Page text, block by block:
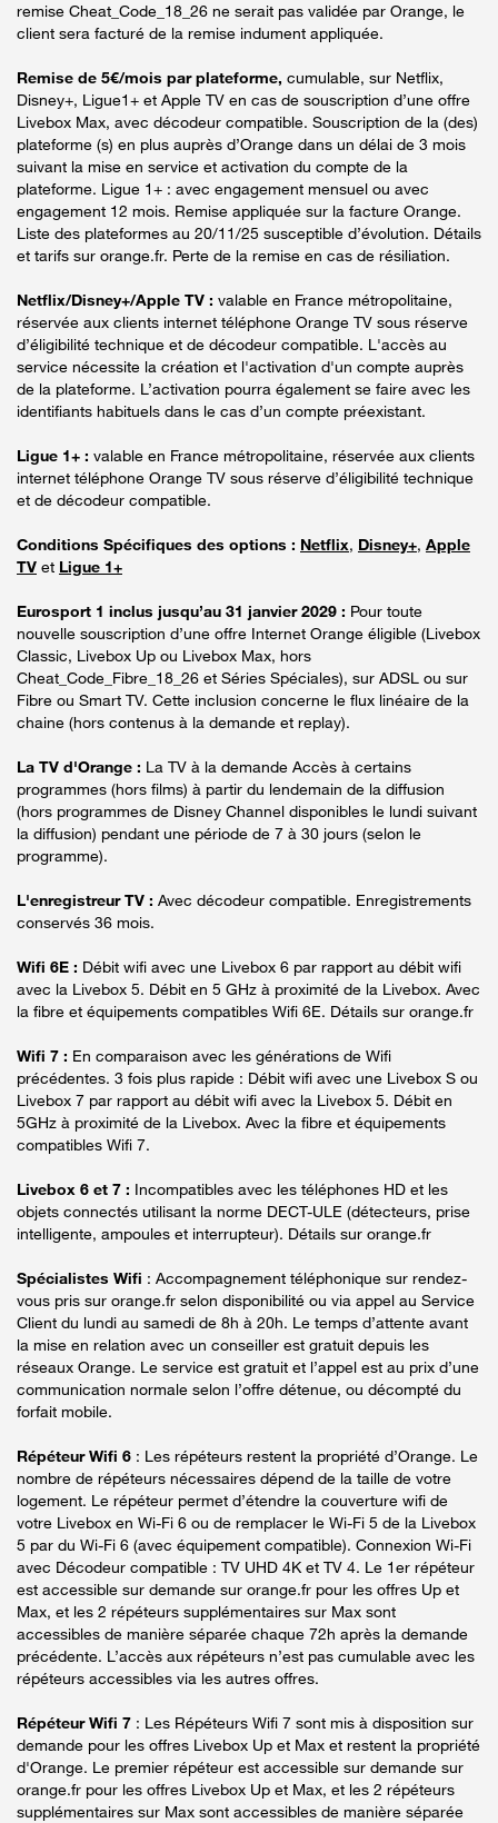
remise Cheat_Code_18_26 ne serait pas validée par Orange, le
client sera facturé de la remise indument appliquée.
Remise de 5€/mois par plateforme, cumulable, sur Netflix,
Disney+, Ligue1+ et Apple TV en cas de souscription d’une offre
Livebox Max, avec décodeur compatible. Souscription de la (des)
plateforme (s) en plus auprès d’Orange dans un délai de 3 mois
suivant la mise en service et activation du compte de la
plateforme. Ligue 1+ : avec engagement mensuel ou avec
engagement 12 mois. Remise appliquée sur la facture Orange.
Liste des plateformes au 20/11/25 susceptible d’évolution. Détails
et tarifs sur orange.fr. Perte de la remise en cas de résiliation.
Netflix/Disney+/Apple TV : valable en France métropolitaine,
réservée aux clients internet téléphone Orange TV sous réserve
d’éligibilité technique et de décodeur compatible. L'accès au
service nécessite la création et l'activation d'un compte auprès
de la plateforme. L’activation pourra également se faire avec les
identifiants habituels dans le cas d’un compte préexistant.
Ligue 1+ : valable en France métropolitaine, réservée aux clients
internet téléphone Orange TV sous réserve d’éligibilité technique
et de décodeur compatible.
Conditions Spécifiques des options : Netflix, Disney+, Apple
TV et Ligue 1+
Eurosport 1 inclus jusqu’au 31 janvier 2029 : Pour toute
nouvelle souscription d’une offre Internet Orange éligible (Livebox
Classic, Livebox Up ou Livebox Max, hors
Cheat_Code_Fibre_18_26 et Séries Spéciales), sur ADSL ou sur
Fibre ou Smart TV. Cette inclusion concerne le flux linéaire de la
chaine (hors contenus à la demande et replay).
La TV d'Orange : La TV à la demande Accès à certains
programmes (hors films) à partir du lendemain de la diffusion
(hors programmes de Disney Channel disponibles le lundi suivant
la diffusion) pendant une période de 7 à 30 jours (selon le
programme).
L'enregistreur TV : Avec décodeur compatible. Enregistrements
conservés 36 mois.
Wifi 6E : Débit wifi avec une Livebox 6 par rapport au débit wifi
avec la Livebox 5. Débit en 5 GHz à proximité de la Livebox. Avec
la fibre et équipements compatibles Wifi 6E. Détails sur orange.fr
Wifi 7 : En comparaison avec les générations de Wifi
précédentes. 3 fois plus rapide : Débit wifi avec une Livebox S ou
Livebox 7 par rapport au débit wifi avec la Livebox 5. Débit en
5GHz à proximité de la Livebox. Avec la fibre et équipements
compatibles Wifi 7.
Livebox 6 et 7 : Incompatibles avec les téléphones HD et les
objets connectés utilisant la norme DECT-ULE (détecteurs, prise
intelligente, ampoules et interrupteur). Détails sur orange.fr
Spécialistes Wifi : Accompagnement téléphonique sur rendez-
vous pris sur orange.fr selon disponibilité ou via appel au Service
Client du lundi au samedi de 8h à 20h. Le temps d’attente avant
la mise en relation avec un conseiller est gratuit depuis les
réseaux Orange. Le service est gratuit et l’appel est au prix d’une
communication normale selon l’offre détenue, ou décompté du
forfait mobile.
Répéteur Wifi 6 : Les répéteurs restent la propriété d’Orange. Le
nombre de répéteurs nécessaires dépend de la taille de votre
logement. Le répéteur permet d’étendre la couverture wifi de
votre Livebox en Wi-Fi 6 ou de remplacer le Wi-Fi 5 de la Livebox
5 par du Wi-Fi 6 (avec équipement compatible). Connexion Wi-Fi
avec Décodeur compatible : TV UHD 4K et TV 4. Le 1er répéteur
est accessible sur demande sur orange.fr pour les offres Up et
Max, et les 2 répéteurs supplémentaires sur Max sont
accessibles de manière séparée chaque 72h après la demande
précédente. L’accès aux répéteurs n’est pas cumulable avec les
répéteurs accessibles via les autres offres.
Répéteur Wifi 7 : Les Répéteurs Wifi 7 sont mis à disposition sur
demande pour les offres Livebox Up et Max et restent la propriété
d'Orange. Le premier répéteur est accessible sur demande sur
orange.fr pour les offres Livebox Up et Max, et les 2 répéteurs
supplémentaires sur Max sont accessibles de manière séparée